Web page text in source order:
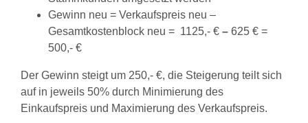
Gewinn neu = Verkaufspreis neu –
Gesamtkostenblock neu = 1125,- € – 625 € =
500,- €
Der Gewinn steigt um 250,- €, die Steigerung teilt sich
auf in jeweils 50% durch Minimierung des
Einkaufspreis und Maximierung des Verkaufspreis.